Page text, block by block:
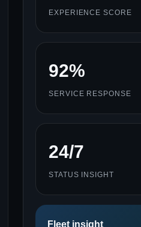
EXPERIENCE SCORE
92%
SERVICE RESPONSE
24/7
STATUS INSIGHT
Fleet insight